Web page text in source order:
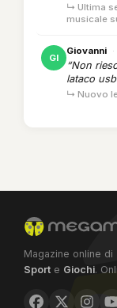
↳ Ultima
musicale
GI
Giovanni ·
“Non
lataco
↳ Nuovo
Magazine online di
Sport e Giochi.